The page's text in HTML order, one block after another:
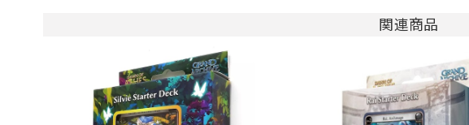
関連商品